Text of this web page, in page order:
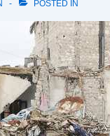
POSTED IN